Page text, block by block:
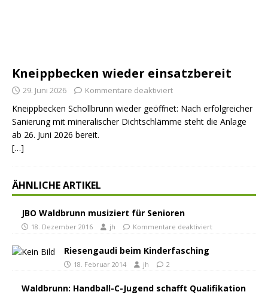
Kneippbecken wieder einsatzbereit
29. Juni 2026 Kommentare deaktiviert
Kneippbecken Schollbrunn wieder geöffnet: Nach erfolgreicher
Sanierung mit mineralischer Dichtschlämme steht die Anlage
ab 26. Juni 2026 bereit.
[…]
ÄHNLICHE ARTIKEL
JBO Waldbrunn musiziert für Senioren
18. Dezember 2016 jh Kommentare deaktiviert
Riesengaudi beim Kinderfasching
18. Februar 2014 jh 2
Waldbrunn: Handball-C-Jugend schafft Qualifikation